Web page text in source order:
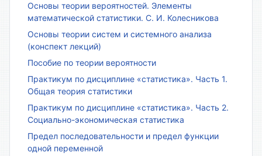
Основы теории вероятностей. Элементы
математической статистики. С. И. Колесникова
Основы теории систем и системного анализа
(конспект лекций)
Пособие по теории вероятности
Практикум по дисциплине «статистика». Часть 1.
Общая теория статистики
Практикум по дисциплине «статистика». Часть 2.
Социально-экономическая статистика
Предел последовательности и предел функции
одной переменной